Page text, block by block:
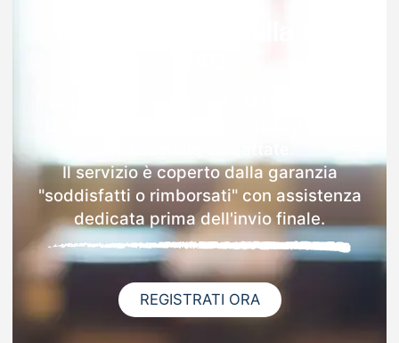
Il servizio è coperto dalla garanzia
"soddisfatti o rimborsati" con assistenza
dedicata prima dell'invio finale.
REGISTRATI ORA